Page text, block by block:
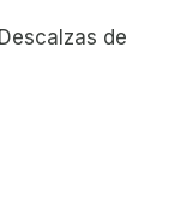
€.5,00 €.
de